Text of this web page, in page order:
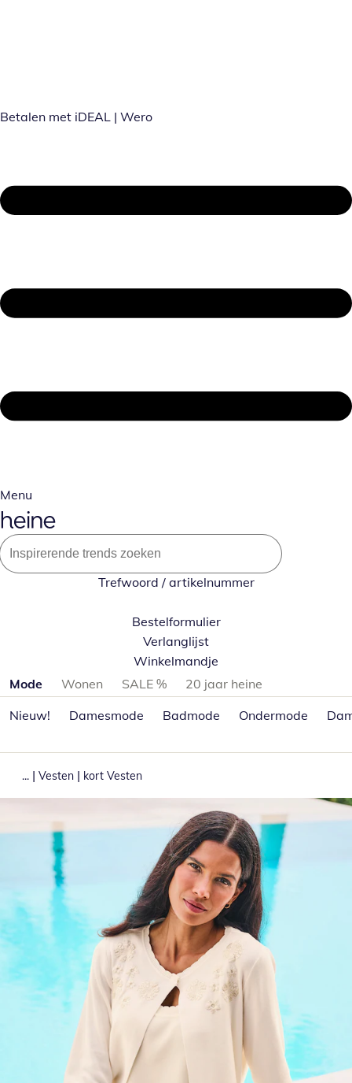
Betalen met iDEAL | Wero
Menu
Trefwoord / artikelnummer
Bestelformulier
Verlanglijst
Winkelmandje
Productcategorieën overslaan
Mode Wonen SALE %
20 jaar heine
Nieuw!
Damesmode Badmode Ondermode
... | Vesten | kort Vesten